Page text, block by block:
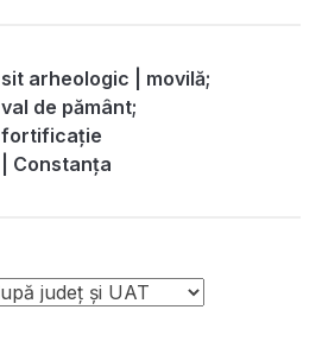
sit arheologic | movilă;
val de pământ;
fortificație
| Constanța